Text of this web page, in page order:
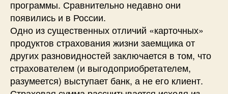
программы. Сравнительно недавно они
появились и в России.
Одно из существенных отличий «карточных»
продуктов страхования жизни заемщика от
других разновидностей заключается в том, что
страхователем (и выгодоприобретателем,
разумеется) выступает банк, а не его клиент.